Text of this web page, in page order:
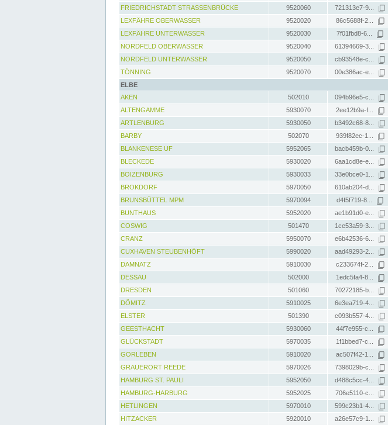
FRIEDRICHSTADT STRASSENBRÜCKE
9520060 721313e7-9...
LEXFÄHRE OBERWASSER
9520020 86c5688f-2...
LEXFÄHRE UNTERWASSER
9520030 7f01fbd8-6...
NORDFELD OBERWASSER
9520040 61394669-3...
NORDFELD UNTERWASSER
9520050 cb93548e-c...
TÖNNING
9520070 00e386ac-e...
ELBE
AKEN
502010 094b96e5-c...
ALTENGAMME
5930070 2ee12b9a-f...
ARTLENBURG
5930050 b3492c68-8...
BARBY
502070 939f82ec-1...
BLANKENESE UF
5952065 bacb459b-0...
BLECKEDE
5930020 6aa1cd8e-e...
BOIZENBURG
5930033 33e0bce0-1...
BROKDORF
5970050 610ab204-d...
BRUNSBÜTTEL MPM
5970094 d4f5f719-8...
BUNTHAUS
5952020 ae1b91d0-e...
COSWIG
501470 1ce53a59-3...
CRANZ
5950070 e6b42536-6...
CUXHAVEN STEUBENHÖFT
5990020 aad49293-2...
DAMNATZ
5910030 c233674f-2...
DESSAU
502000 1edc5fa4-8...
DRESDEN
501060 70272185-b...
DÖMITZ
5910025 6e3ea719-4...
ELSTER
501390 c093b557-4...
GEESTHACHT
5930060 44f7e955-c...
GLÜCKSTADT
5970035 1f1bbed7-c...
GORLEBEN
5910020 ac507f42-1...
GRAUERORT REEDE
5970026 7398029b-c...
HAMBURG ST. PAULI
5952050 d488c5cc-4...
HAMBURG-HARBURG
5952025 706e5110-c...
HETLINGEN
5970010 599c23b1-4...
HITZACKER
5920010 a26e57c9-1...